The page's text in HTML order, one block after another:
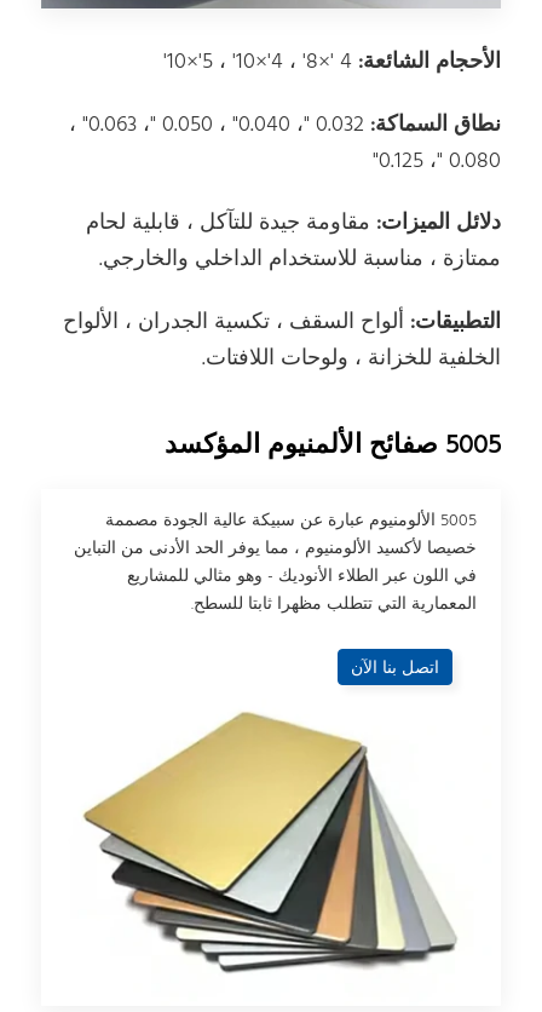
الأحجام الشائعة: 4 '×8' ، 4'×10' ، 5'×10'
نطاق السماكة:
0.032 "، 0.040" ، 0.050 "، 0.063" ،
0.080 "، 0.125"
دلائل الميزات: مقاومة جيدة للتآكل ، قابلية لحام
ممتازة ، مناسبة للاستخدام الداخلي والخارجي.
التطبيقات: ألواح السقف ، تكسية الجدران ، الألواح
الخلفية للخزانة ، ولوحات اللافتات.
5005 صفائح الألمنيوم المؤكسد
5005 الألومنيوم عبارة عن سبيكة عالية الجودة مصممة
خصيصا لأكسيد الألومنيوم ، مما يوفر الحد الأدنى من التباين
في اللون عبر الطلاء الأنوديك - وهو مثالي للمشاريع
المعمارية التي تتطلب مظهرا ثابتا للسطح.
اتصل بنا الآن